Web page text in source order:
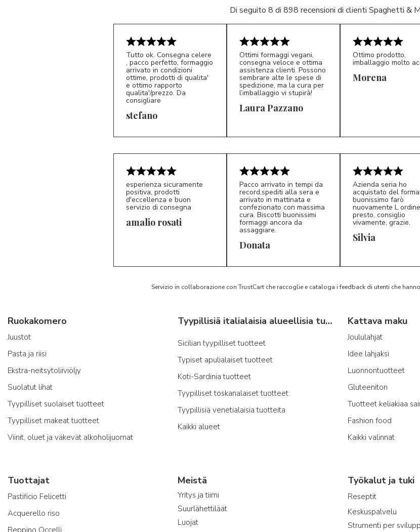
Di seguito 8 di 898 recensioni di clienti Spaghetti &
S*
Tutto ok. Consegna celere
, pacco perfetto, formaggio
arrivato in condizioni
ottime, prodotti di qualita'
e ottimo rapporto
qualita'/prezzo. Da
consigliare
stefano LP 5/5
Ottimi formaggi vegani,
consegna veloce e ottima
assistenza clienti. Possono
sembrare alte le spese di
spedizione, ma la cura per
l’imballaggio vi stupirà!
Laura Pazzano
Ottimo prodotto,
imballaggio molto
Morena
esperienza sicuramente
positiva, prodotti
d'eccellenza e buon
servizio di consegna
amalio rosati
D*
Pacco arrivato in tempi da
record,spediti alla sera e
arrivato in mattinata e
confezionato con massima
cura. Biscotti buonissimi
formaggi ancora da
assaggiare.
Donata S*
Azienda seria ho
acquistato del
buonissimo farò
nuovamente L
presto, consiglio
vivamente, grazie.
Silvia
Servizio in collaborazione con TrustCart che raccoglie e cataloga i feedback di utenti che
Ruokakomero
Juustot
Pasta ja riisi
Ekstra-neitsytoliiviöljy
Suolatut lihat
Tyypilliset suolaiset tuotteet
Tyypilliset makeat tuotteet
Viinit, oluet ja väkevät alkoholijuomat
Tyypillisiä italialaisia alueellisia tuotteita
Sicilian tyypilliset tuotteet
Typiset apulialaiset tuotteet
Koti-Sardinia tuotteet
Tyypilliset toskanalaiset tuotteet
Tyypillisiä venetialaisia tuotteita
Kaikki alueet
Kattava maku
Joululahjat
Idee lahjaksi
Luonnontuotteet
Gluteeniton
Tuotteet keliakiaa
Fashion food
Kaikki valinnat
Tuottajat
Pastificio Felicetti
Acquerello riso
Meistä
Yritys ja tiimi
Suurlähettiläät
Luojat
Työkalut ja tuki
Reseptit
Keskuspalvelu
Strumenti per